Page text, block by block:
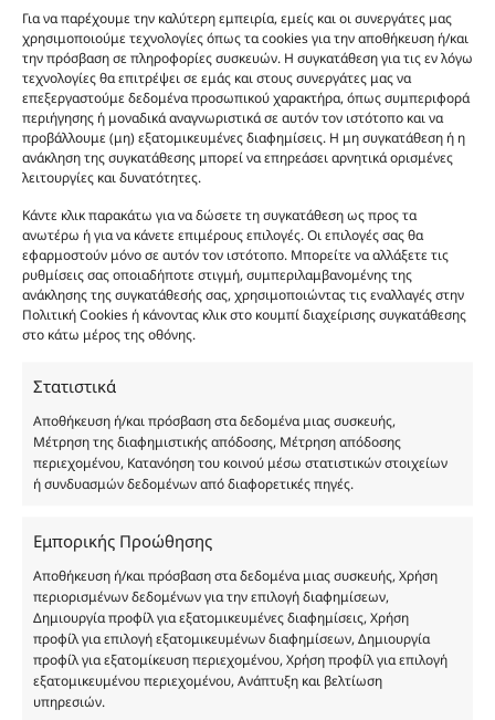
Για να παρέχουμε την καλύτερη εμπειρία, εμείς και οι συνεργάτες μας
χρησιμοποιούμε τεχνολογίες όπως τα cookies για την αποθήκευση ή/και
την πρόσβαση σε πληροφορίες συσκευών. Η συγκατάθεση για τις εν λόγω
τεχνολογίες θα επιτρέψει σε εμάς και στους συνεργάτες μας να
επεξεργαστούμε δεδομένα προσωπικού χαρακτήρα, όπως συμπεριφορά
περιήγησης ή μοναδικά αναγνωριστικά σε αυτόν τον ιστότοπο και να
προβάλλουμε (μη) εξατομικευμένες διαφημίσεις. Η μη συγκατάθεση ή η
ανάκληση της συγκατάθεσης μπορεί να επηρεάσει αρνητικά ορισμένες
λειτουργίες και δυνατότητες.
Κάντε κλικ παρακάτω για να δώσετε τη συγκατάθεση ως προς τα
ανωτέρω ή για να κάνετε επιμέρους επιλογές. Οι επιλογές σας θα
εφαρμοστούν μόνο σε αυτόν τον ιστότοπο. Μπορείτε να αλλάξετε τις
ρυθμίσεις σας οποιαδήποτε στιγμή, συμπεριλαμβανομένης της
ανάκλησης της συγκατάθεσής σας, χρησιμοποιώντας τις εναλλαγές στην
Πολιτική Cookies ή κάνοντας κλικ στο κουμπί διαχείρισης συγκατάθεσης
στο κάτω μέρος της οθόνης.
Στατιστικά
Αποθήκευση ή/και πρόσβαση στα δεδομένα μιας συσκευής,
Μέτρηση της διαφημιστικής απόδοσης, Μέτρηση απόδοσης
περιεχομένου, Κατανόηση του κοινού μέσω στατιστικών στοιχείων
ή συνδυασμών δεδομένων από διαφορετικές πηγές.
Εμπορικής Προώθησης
Αποθήκευση ή/και πρόσβαση στα δεδομένα μιας συσκευής, Χρήση
περιορισμένων δεδομένων για την επιλογή διαφημίσεων,
Δημιουργία προφίλ για εξατομικευμένες διαφημίσεις, Χρήση
προφίλ για επιλογή εξατομικευμένων διαφημίσεων, Δημιουργία
προφίλ για εξατομίκευση περιεχομένου, Χρήση προφίλ για επιλογή
εξατομικευμένου περιεχομένου, Ανάπτυξη και βελτίωση
υπηρεσιών.
Οι φωτογραφίες των προϊόντων είναι ενδεικτικές
Σκοπός τους είναι η διευκόλυνση της επιλογής σας.
Σε καμία περίπτωση δεν αντιστοιχούν στα
αυθεντικά αρώματα και δεν ανταποκρίνονται στην
πραγματικότητα. Πρόθεση της επιχείρησης μας δεν
είναι η παραπλάνηση και η εξαπάτηση του
καταναλωτή. Όλα μας τα προϊόντα είναι τύπου, σε
χύμα μορφή και είναι εμπνευσμένα από τα
αντίστοιχα αυθεντικά γνωστών οίκων. Οι
ονομασίες, οι εικόνες και τα σήματα των
προϊόντων αποτελούν αναφαίρετη και
κατοχυρωμένη εμπορικά ιδιοκτησία των
Με επιφύλαξη κάθε νόμιμου δικαιώματος.
Eau de parfum
Αγίου Κωνσταντίνου 76